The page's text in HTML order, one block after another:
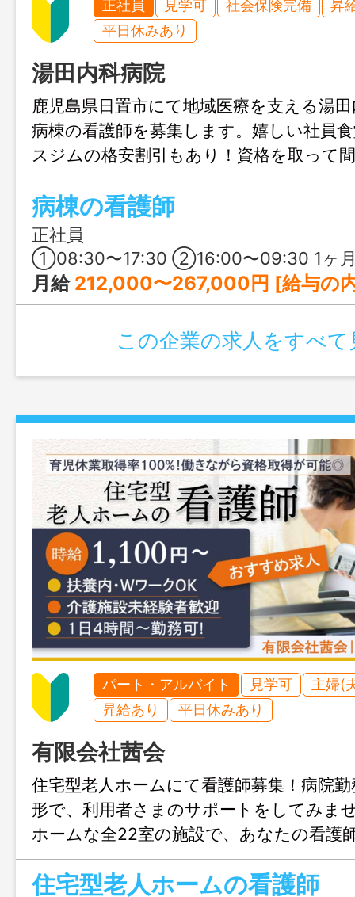
正社員 見学可 社会保険完備
昇
平日休みあり
湯田内科病院
鹿児島県日置市にて地域医療を支える湯
病棟の看護師を募集します。嬉しい社員
スジムの格安割引もあり！資格を取って
ランクがある方でも仕事を覚えやすい制
ます。
病棟の看護師
正社員
①08:30〜17:30 ②16:00〜09:30 1ヶ月単位の変形労働時間制 ①②の交
月給 212,000〜267,000円 [給与の内訳] 基本給：185,000～240,000円 技能手当
この企業の求人をすべて
パート・アルバイト 見学可
主婦(
昇給あり
平日休みあり
有限会社茜会
住宅型老人ホームにて看護師募集！病院
形で、利用者さまのサポートをしてみま
ホームな全22室の施設で、あなたの看護
ます。施設勤務未経験者大歓迎。経験者
トします。
住宅型老人ホームの看護師